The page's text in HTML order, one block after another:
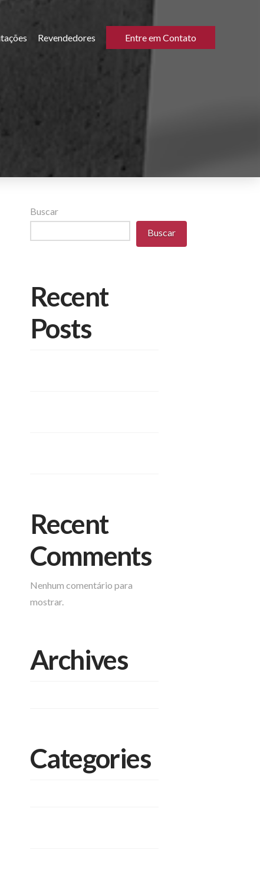
Revendedores Entre em Contato
Buscar
Buscar
Recent
Posts
Recent
Comments
Nenhum comentário para
mostrar.
Archives
Categories